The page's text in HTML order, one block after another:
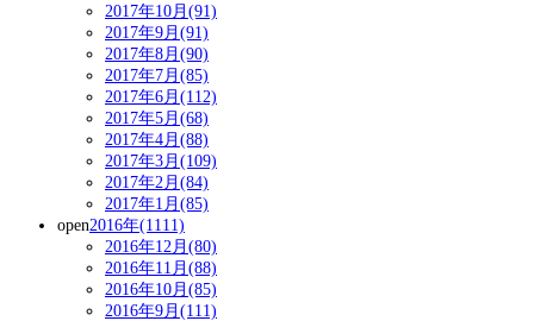
2017年10月(91)
2017年9月(91)
2017年8月(90)
2017年7月(85)
2017年6月(112)
2017年5月(68)
2017年4月(88)
2017年3月(109)
2017年2月(84)
2017年1月(85)
open2016年(1111)
2016年12月(80)
2016年11月(88)
2016年10月(85)
2016年9月(111)